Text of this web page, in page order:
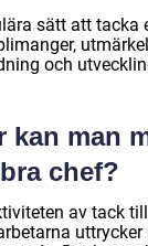
sätt att tacka
och
kan man
chef?
av tack